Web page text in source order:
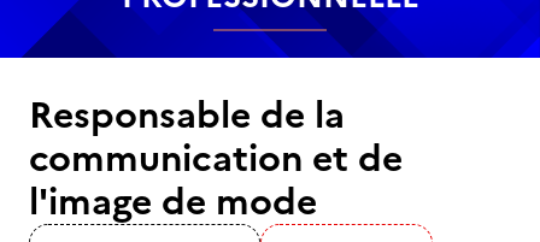
Responsable de la
communication et de
l'image de mode